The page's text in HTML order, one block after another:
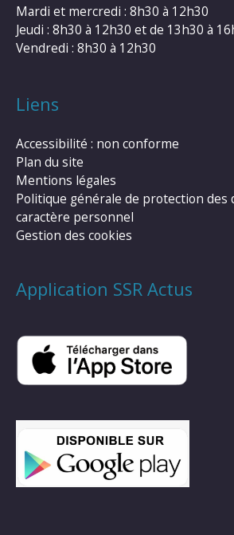
Mardi et mercredi : 8h30 à 12h30
Jeudi : 8h30 à 12h30 et de 13h30 à
Vendredi : 8h30 à 12h30
Liens
Accessibilité : non conforme
Plan du site
Mentions légales
Politique générale de protection des
caractère personnel
Gestion des cookies
Application SSR Actus